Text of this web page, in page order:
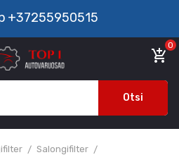
+37255950515
add_shopping_cart
0
Otsi
Salongifilter